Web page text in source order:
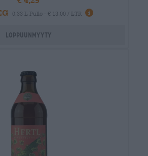
0,33 L Pullo - € 13,00 / LTR
Loppuunmyyty